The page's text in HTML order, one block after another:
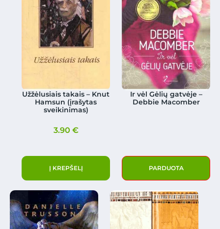
Užžėlusiais takais – Knut
Hamsun (įrašytas
sveikinimas)
3.90 €
Į KREPŠELĮ
Ir vėl Gėlių gatvėje –
Debbie Macomber
PARDUOTA